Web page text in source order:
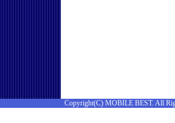
Copyright(C) MOBILE BEST. All